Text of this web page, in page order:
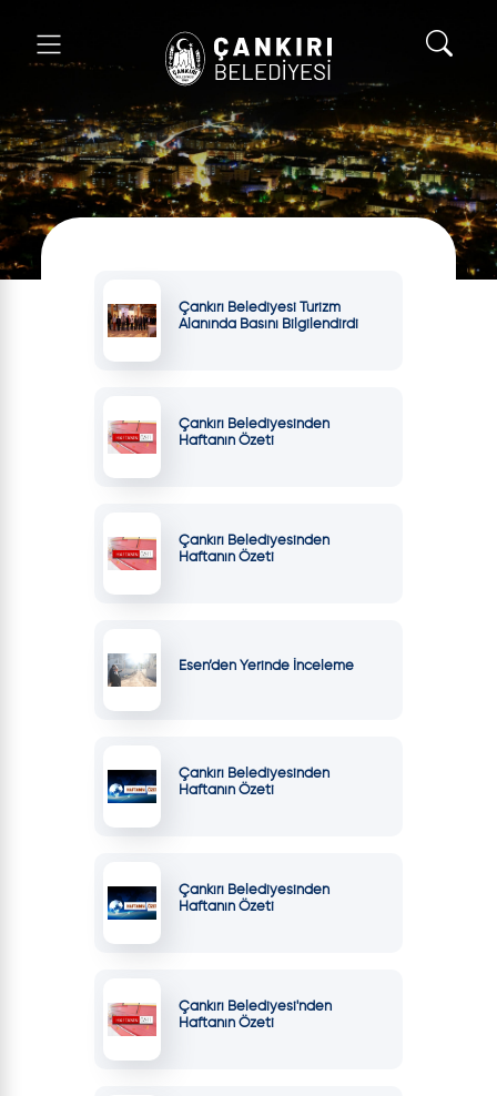
Çankırı Belediyesi Turizm
Alanında Basını Bilgilendirdi
Çankırı Belediyesinden
Haftanın Özeti
Çankırı Belediyesinden
Haftanın Özeti
Esen’den Yerinde İnceleme
Çankırı Belediyesinden
Haftanın Özeti
Çankırı Belediyesinden
Haftanın Özeti
Çankırı Belediyesi'nden
Haftanın Özeti